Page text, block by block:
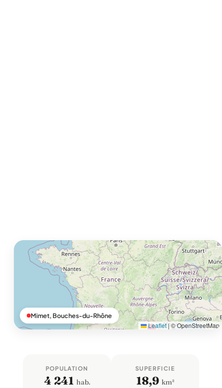
Leaflet |© OpenStreetMap
Mimet, Bouches-du-Rhône
POPULATION
4 241 hab.
SUPERFICIE
18,9 km²